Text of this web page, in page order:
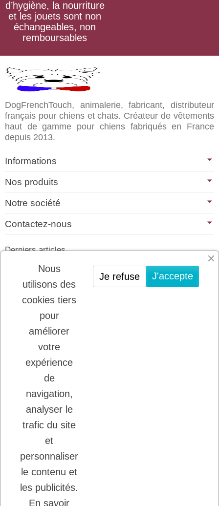
d’hygiène, la nourriture
et les jouets sont non
échangeables, non
remboursables
DogFrenchTouch, animalerie, fabricant, distributeur
français pour chiens et chats. Créateur de vêtements
haut de gamme pour chiens fabriqués en France
depuis 2013.
Informations
Nos produits
Notre société
Contactez-nous
Derniers articles
01/07/2026
PLATINUM : LE MEILLEUR DE LA
VIANDE POUR CHIENS ET CHATS
22/08/2025
LADYBEL : DES SOINS FRANCAIS DE
GRANDE QUALITE
Inscription à la newsletter
Vous pouvez vous désinscrire à tout moment.
J'accepte les conditions générales et la
politique de confidentialité.
Nous
utilisons des
cookies tiers
pour
améliorer
votre
expérience
de
navigation,
analyser le
trafic du site
et
personnaliser
le contenu et
les publicités.
En savoir
J'accepte
Je refuse